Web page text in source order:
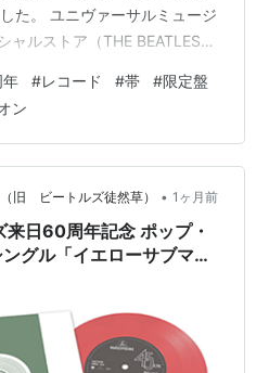
た。 ユニヴァーサルミュージ
ャルストア（THE BEATLES
はここ数年のこと。アイテム
通常発売盤にオリジナルのス
るものもあります。今回は限
サブマリン」のカラー盤アナ
アイテムにナンバリング入り
#レコード #帯 #限定盤
ン
旧 ビートルズ徒然草） • 1ヶ月前
来日60周年記念 ポップ・
グル「イエローサブマリ